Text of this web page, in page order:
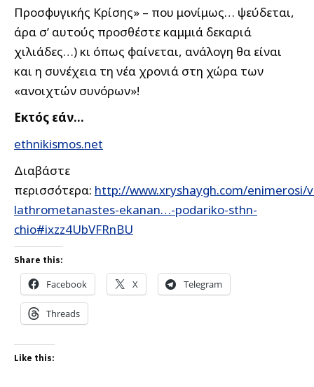
Προσφυγικής Κρίσης» – που μονίμως… ψεύδεται,
άρα σ’ αυτούς προσθέστε καμμιά δεκαριά
χιλιάδες…) κι όπως φαίνεται, ανάλογη θα είναι
και η συνέχεια τη νέα χρονιά στη χώρα των
«ανοιχτών συνόρων»!
Εκτός εάν…
ethnikismos.net
Διαβάστε
περισσότερα: http://www.xryshaygh.com/enimerosi/
lathrometanastes-ekanan…-podariko-sthn-
chio#ixzz4UbVFRnBU
Share this:
Facebook X Telegram
Threads
Like this: